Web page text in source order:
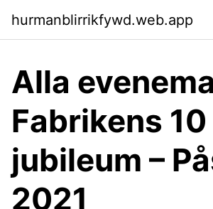
hurmanblirrikfywd.web.app
Alla
Fabrikens
jubileum –
2021